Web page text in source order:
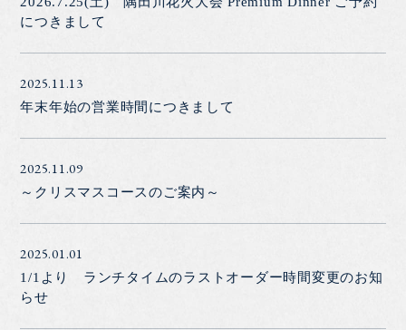
につきまして
2025.11.13
年末年始の営業時間につきまして
2025.11.09
～クリスマスコースのご案内～
2025.01.01
1/1より ランチタイムのラストオーダー時間変更のお知
らせ